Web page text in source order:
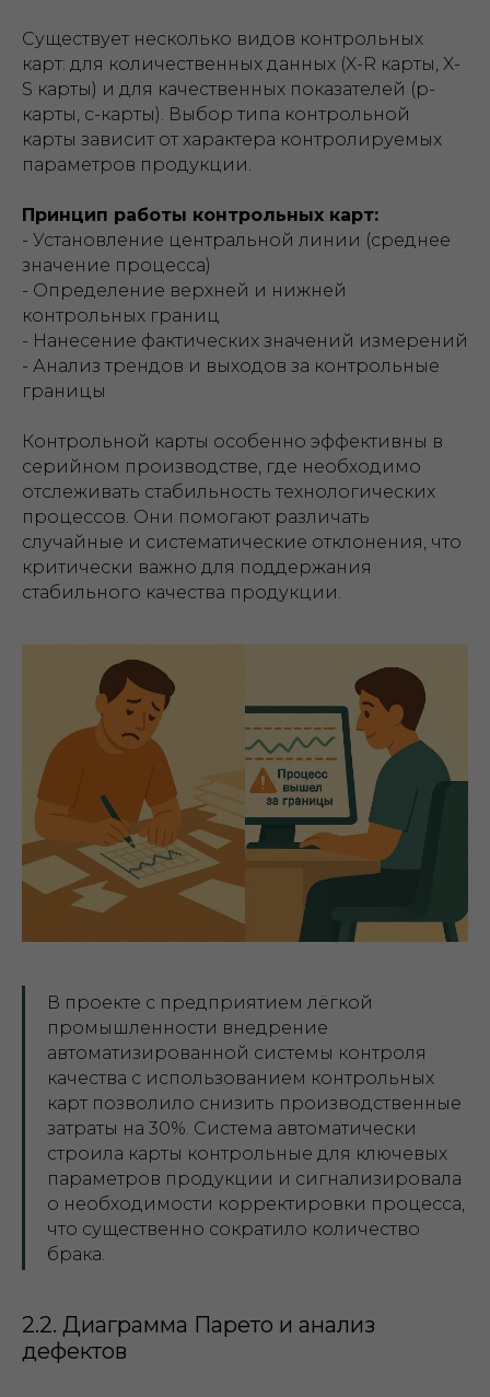
Существует несколько видов контрольных
карт: для количественных данных (X-R карты, X-
S карты) и для качественных показателей (p-
карты, c-карты). Выбор типа контрольной
карты зависит от характера контролируемых
параметров продукции.
Принцип работы контрольных карт:
- Установление центральной линии (среднее
значение процесса)
- Определение верхней и нижней
контрольных границ
- Нанесение фактических значений измерений
- Анализ трендов и выходов за контрольные
границы
Контрольной карты особенно эффективны в
серийном производстве, где необходимо
отслеживать стабильность технологических
процессов. Они помогают различать
случайные и систематические отклонения, что
критически важно для поддержания
стабильного качества продукции.
В проекте с предприятием лёгкой
промышленности внедрение
автоматизированной системы контроля
качества с использованием контрольных
карт позволило снизить производственные
затраты на 30%. Система автоматически
строила карты контрольные для ключевых
параметров продукции и сигнализировала
о необходимости корректировки процесса,
что существенно сократило количество
брака.
2.2. Диаграмма Парето и анализ
дефектов